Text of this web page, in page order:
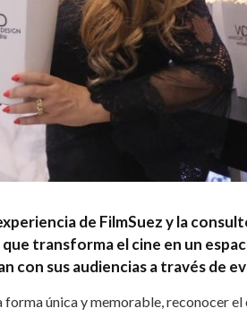
de FilmSuez y la
transforma el cine en un
con sus audiencias a través de
forma única y memorable, reconocer